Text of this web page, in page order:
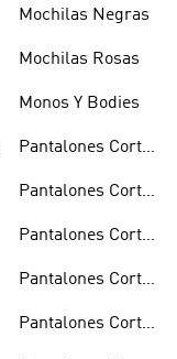
Mochilas Negras
Mochilas Rosas
Monos Y Bodies
Pantalones Cortos
Pantalones Cortos
Pantalones Cortos
Pantalones Cortos
Pantalones Cortos